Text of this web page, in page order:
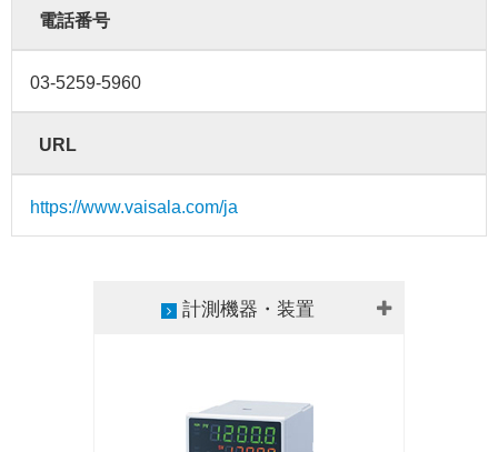
電話番号
03-5259-5960
URL
https://www.vaisala.com/ja
計測機器・装置